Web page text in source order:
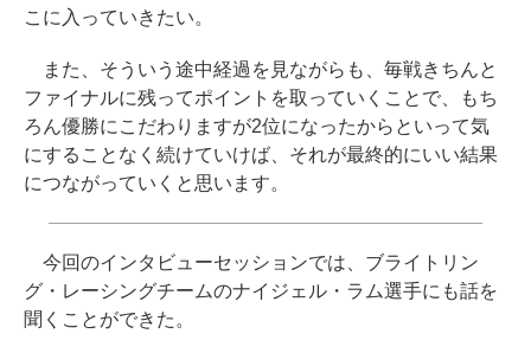
こに入っていきたい。
また、そういう途中経過を見ながらも、毎戦きちんと
ファイナルに残ってポイントを取っていくことで、もち
ろん優勝にこだわりますが2位になったからといって気
にすることなく続けていけば、それが最終的にいい結果
につながっていくと思います。
今回のインタビューセッションでは、ブライトリン
グ・レーシングチームのナイジェル・ラム選手にも話を
聞くことができた。